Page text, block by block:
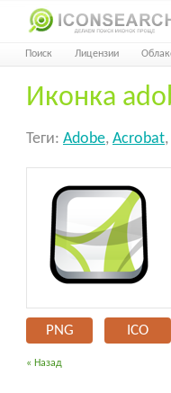
Поиск Лицензии
Иконка
Теги: Adobe, Acrobat,
PNG ICO
« Назад